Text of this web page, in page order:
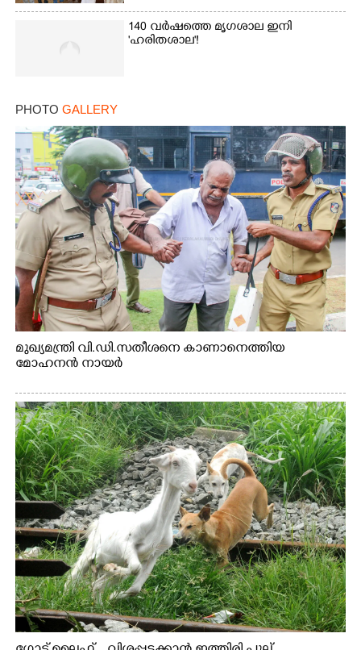
140 വർഷത്തെ മൃഗശാല ഇനി
'ഹരിതശാല'!
PHOTO GALLERY
മുഖ്യമന്ത്രി വി.ഡി.സതീശനെ കാണാനെത്തിയ
മോഹനൻ നായർ